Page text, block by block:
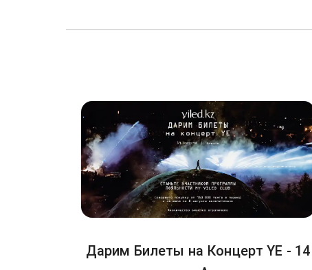
Дарим Билеты на Концерт YE - 14